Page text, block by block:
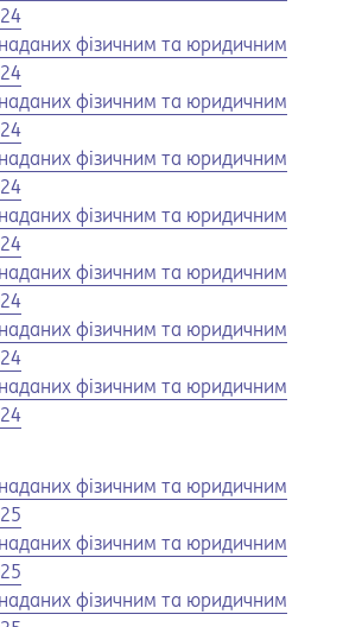
наданих фізичним та юридичним
наданих фізичним та юридичним
наданих фізичним та юридичним
наданих фізичним та юридичним
наданих фізичним та юридичним
наданих фізичним та юридичним
наданих фізичним та юридичним
наданих фізичним та юридичним
наданих фізичним та юридичним
наданих фізичним та юридичним